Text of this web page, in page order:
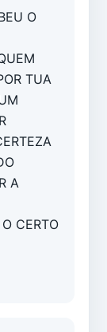
O
TUA
A
CERTO